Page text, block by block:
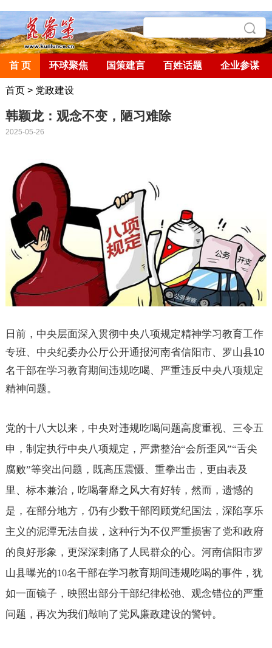
首 页 环球聚焦 国策建言 百姓话题 企业参谋
首页> 党政建设
韩颖龙：观念不变，陋习难除
2025-05-26
日前，中央层面深入贯彻中央八项规定精神学习教育工作
专班、中央纪委办公厅公开通报河南省信阳市、罗山县10
名干部在学习教育期间违规吃喝、严重违反中央八项规定
精神问题。
党的十八大以来，中央对违规吃喝问题高度重视、三令五
申，制定执行中央八项规定，严肃整治“会所歪风”“舌尖
腐败”等突出问题，既高压震慑、重拳出击，更由表及
里、标本兼治，吃喝奢靡之风大有好转，然而，遗憾的
是，在部分地方，仍有少数干部罔顾党纪国法，深陷享乐
主义的泥潭无法自拔，这种行为不仅严重损害了党和政府
的良好形象，更深深刺痛了人民群众的心。河南信阳市罗
山县曝光的10名干部在学习教育期间违规吃喝的事件，犹
如一面镜子，映照出部分干部纪律松弛、观念错位的严重
问题，再次为我们敲响了党风廉政建设的警钟。